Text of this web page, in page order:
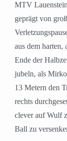
MTV
geprägt von
aus dem harten,
Ende der
jubeln, als
13 Metern den
rechts
clever auf Wulf
Ball zu